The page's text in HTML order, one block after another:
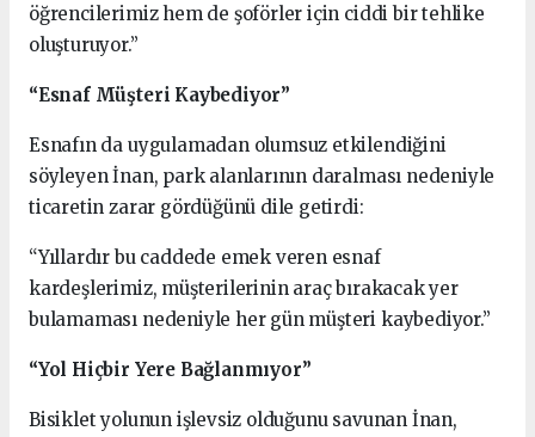
öğrencilerimiz hem de şoförler için ciddi bir tehlike
oluşturuyor.”
“Esnaf Müşteri Kaybediyor”
Esnafın da uygulamadan olumsuz etkilendiğini
söyleyen İnan, park alanlarının daralması nedeniyle
ticaretin zarar gördüğünü dile getirdi:
“Yıllardır bu caddede emek veren esnaf
kardeşlerimiz, müşterilerinin araç bırakacak yer
bulamaması nedeniyle her gün müşteri kaybediyor.”
“Yol Hiçbir Yere Bağlanmıyor”
Bisiklet yolunun işlevsiz olduğunu savunan İnan,